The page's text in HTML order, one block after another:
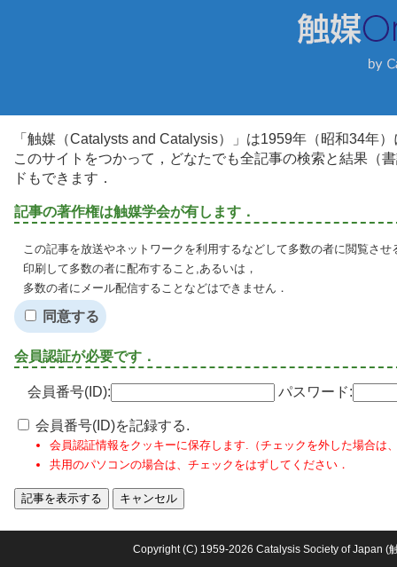
「触媒（Catalysts and Catalysis）」は1959年（昭和34年
このサイトをつかって，どなたでも全記事の検索と結果（
ドもできます．
記事の著作権は触媒学会が有します．
この記事を放送やネットワークを利用するなどして多数の者に閲覧させ
印刷して多数の者に配布すること,あるいは，
多数の者にメール配信することなどはできません．
同意する
会員認証が必要です．
会員番号(ID): パスワード:
会員番号(ID)を記録する.
会員認証情報をクッキーに保存します.（チェックを外した場合は
共用のパソコンの場合は、チェックをはずしてください．
Copyright (C) 1959-2026 Catalysis Society of Japan (